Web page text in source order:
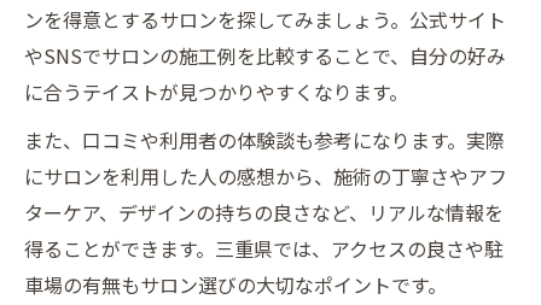
ンを得意とするサロンを探してみましょう。公式サイト
やSNSでサロンの施工例を比較することで、自分の好み
に合うテイストが見つかりやすくなります。
また、口コミや利用者の体験談も参考になります。実際
にサロンを利用した人の感想から、施術の丁寧さやアフ
ターケア、デザインの持ちの良さなど、リアルな情報を
得ることができます。三重県では、アクセスの良さや駐
車場の有無もサロン選びの大切なポイントです。